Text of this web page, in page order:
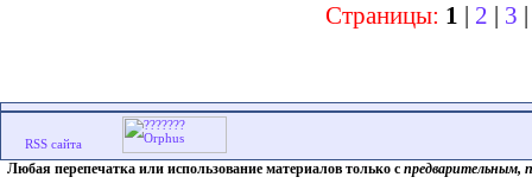
Страницы: 1 2 3
Любая перепечатка или использование материалов только с предварительным,